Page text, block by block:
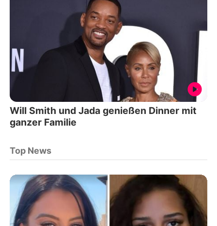
Will Smith und Jada genießen Dinner mit
ganzer Familie
Top News